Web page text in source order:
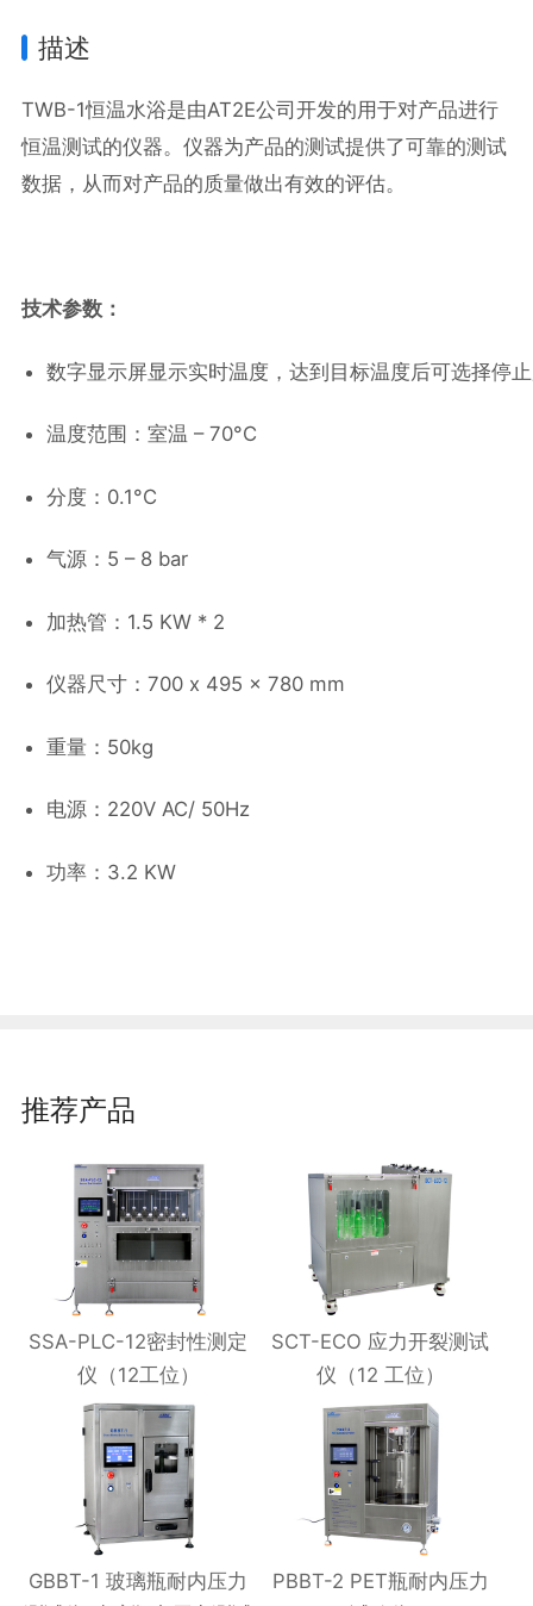
描述
TWB-1恒温水浴是由AT2E公司开发的用于对产品进行
恒温测试的仪器。仪器为产品的测试提供了可靠的测试
数据，从而对产品的质量做出有效的评估。
技术参数：
数字显示屏显示实时温度，达到目标温度后可选择停
温度范围：室温 – 70°C
分度：0.1°C
气源：5 – 8 bar
加热管：1.5 KW * 2
仪器尺寸：700 x 495 x 780 mm
重量：50kg
电源：220V AC/ 50Hz
功率：3.2 KW
推荐产品
SSA-PLC-12密封性测定
仪（12工位）
SCT-ECO 应力开裂测试
仪（12 工位）
GBBT-1 玻璃瓶耐内压力
PBBT-2 PET瓶耐内压力